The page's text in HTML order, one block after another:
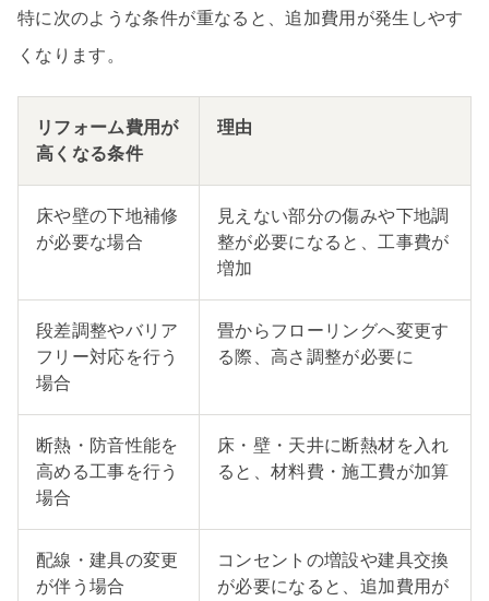
特に次のような条件が重なると、追加費用が発生しやす
くなります。
リフォーム費用が
高くなる条件
理由
床や壁の下地補修
が必要な場合
見えない部分の傷みや下地調
整が必要になると、工事費が
増加
段差調整やバリア
フリー対応を行う
場合
畳からフローリングへ変更す
る際、高さ調整が必要に
断熱・防音性能を
高める工事を行う
場合
床・壁・天井に断熱材を入れ
ると、材料費・施工費が加算
配線・建具の変更
が伴う場合
コンセントの増設や建具交換
が必要になると、追加費用が